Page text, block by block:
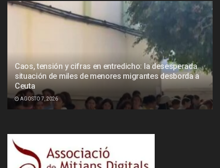
Caos, tensión y cifras en entredicho: la desesperada
situación de miles de menores migrantes desborda a
Ceuta
AGOSTO 7, 2026